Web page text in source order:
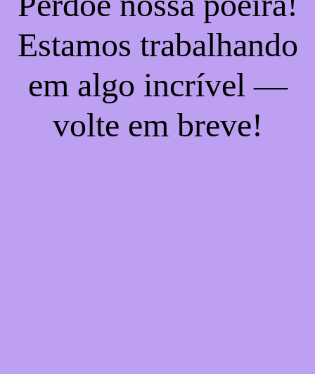
Estamos trabalhando
em algo incrível —
volte em breve!